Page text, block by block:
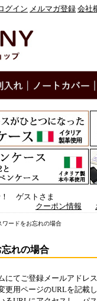
グイン メルマガ登録 会社
！ ゲストさま
クーポン情報
ワードをお忘れの場合
れの場合
にてご登録メールアドレ
更用ページのURLを記載